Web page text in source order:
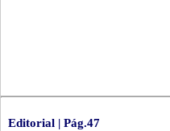
Editorial | Pág.47